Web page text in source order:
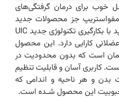
برای درمان گرفتگی‌های
جز محصولات جدید
ارائه شـده به بازار است. این پد با بکارگیری تکنولوژی جدید UIC
کارایی دارد. این محصول
است که بدون محدودیت در
آسان و قابلیت تنظیم
و هر ناحیه و اندامی که
این محصول شـده است.